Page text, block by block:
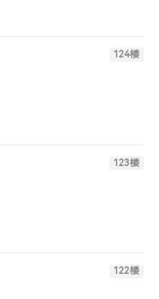
124楼
123楼
122楼